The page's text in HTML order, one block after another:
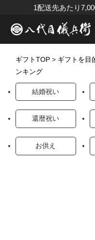
1配送先あたり
ギフトTOP > ギフトを目
ンキング
結婚祝い
還暦祝い
お供え